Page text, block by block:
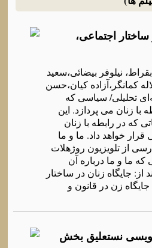
اجتماعی،
نیلوفر بیضائی،سعید
کمانگر،آزاده‌ کیان،حسن
تحلیلی/ سیاسی که‌
با زنان می پردازد. این
که‌ در رابطه‌ با زنان
خواهد داد. ما و ما
از تلویزیون روژهلات
ما و ما درباره‌ آن
از: جایگاه‌ زنان در ساختار
زن در قانون و
نستعلیق بخش